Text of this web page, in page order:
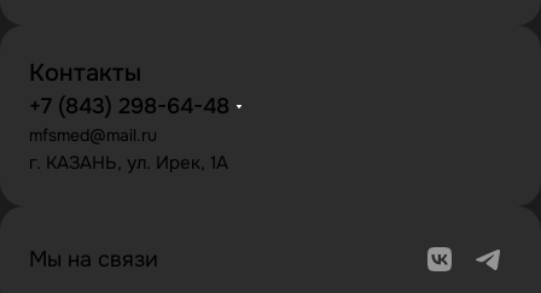
Контакты
+7 (843) 298-64-48
mfsmed@mail.ru
г. КАЗАНЬ, ул. Ирек, 1А
Мы на связи